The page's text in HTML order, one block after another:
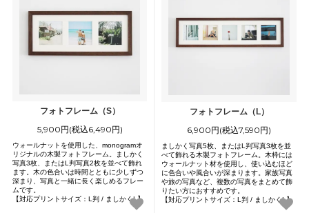
フォトフレーム（S）
5,900円(税込6,490円)
ウォールナットを使用した、monogramオ
リジナルの木製フォトフレーム。ましかく
写真3枚、またはL判写真2枚を並べて飾れ
ます。木の色合いは時間とともに少しずつ
深まり、写真と一緒に長く楽しめるフレー
ムです。
【対応プリントサイズ：L判 / ましかくL】
フォトフレーム（L）
6,900円(税込7,590円)
ましかく写真5枚、またはL判写真3枚を並
べて飾れる木製フォトフレーム。木枠には
ウォールナット材を使用し、使い込むほど
に色合いや風合いが深まります。家族写真
や旅の写真など、複数の写真をまとめて飾
りたい方におすすめです。
【対応プリントサイズ：L判 / ましかくL】